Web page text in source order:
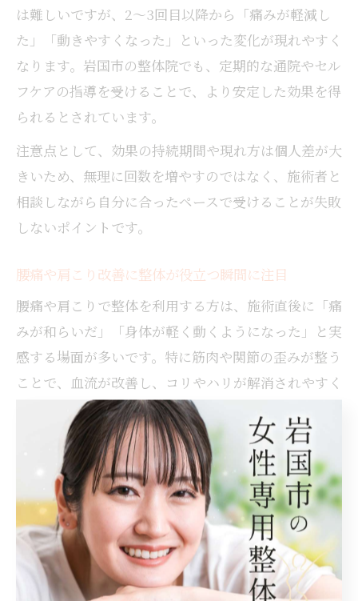
は難しいですが、2〜3回目以降から「痛みが軽減し
た」「動きやすくなった」といった変化が現れやすく
なります。岩国市の整体院でも、定期的な通院やセル
フケアの指導を受けることで、より安定した効果を得
られるとされています。
注意点として、効果の持続期間や現れ方は個人差が大
きいため、無理に回数を増やすのではなく、施術者と
相談しながら自分に合ったペースで受けることが失敗
しないポイントです。
腰痛や肩こり改善に整体が役立つ瞬間に注目
腰痛や肩こりで整体を利用する方は、施術直後に「痛
みが和らいだ」「身体が軽く動くようになった」と実
感する場面が多いです。特に筋肉や関節の歪みが整う
ことで、血流が改善し、コリやハリが解消されやすく
なります。
一方、慢性的な腰痛や肩こりの場合は、日常の姿勢や
生活習慣も影響するため、1回の施術だけでなく複数
回の継続が重要です。岩国市の整体院では、施術後の
セルフケアや姿勢改善のアドバイスも提供されてお
り、再発防止や長期的な健康維持に役立ちます。
利用者の声として、「施術後数日間は痛みが出にくく